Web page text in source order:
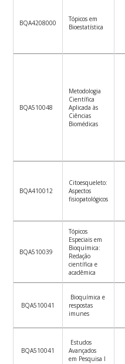
BQA4208000
Tópicos em
Bioestatística
BQA510048
Metodologia
Científica
Aplicada às
Ciências
Biomédicas
BQA410012
Citoesqueleto:
Aspectos
fisiopatológicos
BQA510039
Tópicos
Especiais em
Bioquímica:
Redação
científica e
acadêmica
BQA510041
Bioquímica e
respostas
imunes
BQA510041
Estudos
Avançados
em Pesquisa I